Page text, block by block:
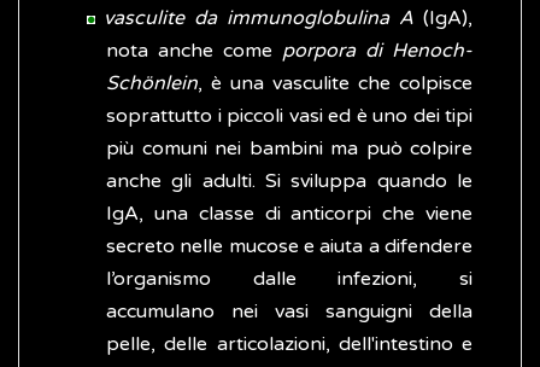
vasculite da immunoglobulina A (IgA),
nota anche come porpora di Henoch-
Schönlein, è una vasculite che colpisce
soprattutto i piccoli vasi ed è uno dei tipi
più comuni nei bambini ma può colpire
anche gli adulti. Si sviluppa quando le
IgA, una classe di anticorpi che viene
secreto nelle mucose e aiuta a difendere
l’organismo dalle infezioni, si
accumulano nei vasi sanguigni della
pelle, delle articolazioni, dell'intestino e